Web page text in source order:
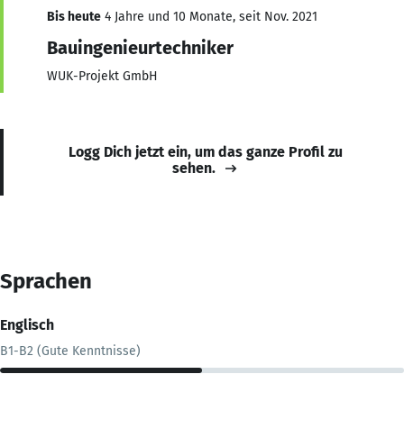
Bis heute 4 Jahre und 10 Monate, seit Nov. 2021
Bauingenieurtechniker
WUK-Projekt GmbH
Logg Dich jetzt ein, um das ganze Profil zu
sehen.
Sprachen
Englisch
B1-B2 (Gute Kenntnisse)